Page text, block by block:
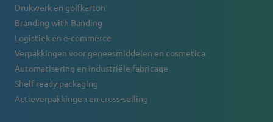
Drukwerk en golfkarton
Branding with Banding
Logistiek en e-commerce
Verpakkingen voor geneesmiddelen en cosmetica
Automatisering en industriële fabricage
Shelf ready packaging
Actieverpakkingen en cross-selling